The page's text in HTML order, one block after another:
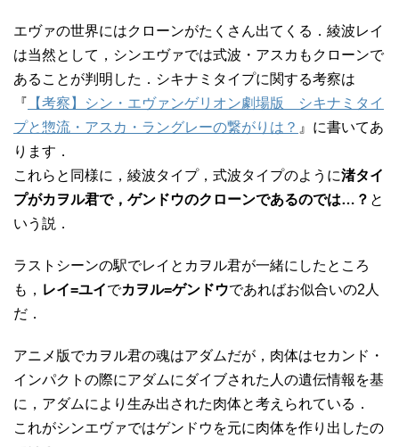
エヴァの世界にはクローンがたくさん出てくる．綾波レイ
は当然として，シンエヴァでは式波・アスカもクローンで
あることが判明した．シキナミタイプに関する考察は
『 【考察】シン・エヴァンゲリオン劇場版 シキナミタイ
プと惣流・アスカ・ラングレーの繋がりは？ 』に書いてあ
ります．
これらと同様に，綾波タイプ，式波タイプのように渚タイ
プがカヲル君で，ゲンドウのクローンであるのでは…？ と
いう説．
ラストシーンの駅でレイとカヲル君が一緒にしたところ
も， レイ=ユイでカヲル=ゲンドウであればお似合いの2人
だ．
アニメ版でカヲル君の魂はアダムだが，肉体はセカンド・
インパクトの際にアダムにダイブされた人の遺伝情報を基
に，アダムにより生み出された肉体と考えられている．
これがシンエヴァではゲンドウを元に肉体を作り出したの